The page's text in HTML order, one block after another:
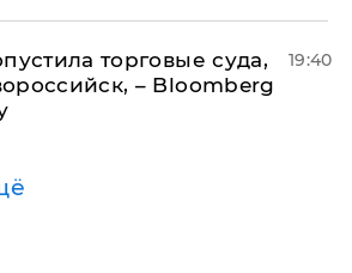
торговые суда,
– Bloomberg
19:40